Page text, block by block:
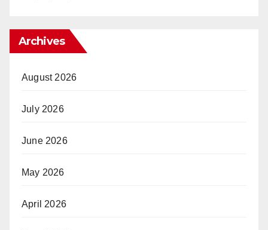
Archives
August 2026
July 2026
June 2026
May 2026
April 2026